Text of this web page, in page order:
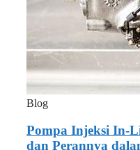
Blog
Pompa Injeksi In-
dan Perannya